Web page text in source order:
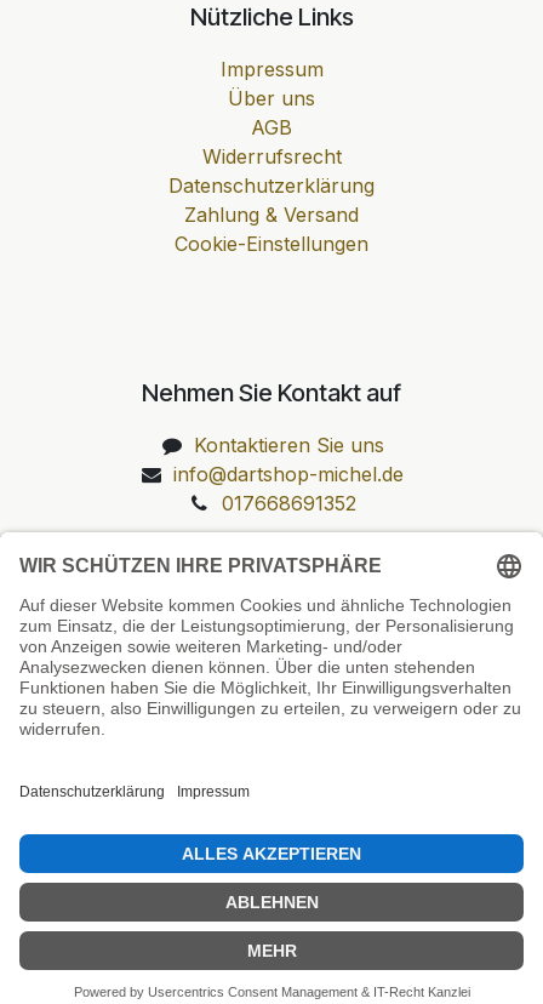
Nützliche Links
Impressum
Über uns
AGB
Widerrufsrecht
Datenschutzerklärung
Zahlung & Versand
Cookie-Einstellungen
Nehmen Sie Kontakt auf
Kontaktieren Sie uns
info@dartshop-michel.de
017668691352
Unsere Prüfsiegel